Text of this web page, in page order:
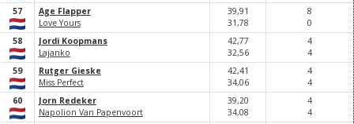
57
Age Flapper
Love Yours
39,91
31,78
8
0
58
Jordi Koopmans
Lajanko
42,77
32,56
4
4
59
Rutger Gieske
Miss Perfect
42,41
34,06
4
4
60
Jorn Redeker
Napolion Van Papenvoort
39,20
34,08
4
4